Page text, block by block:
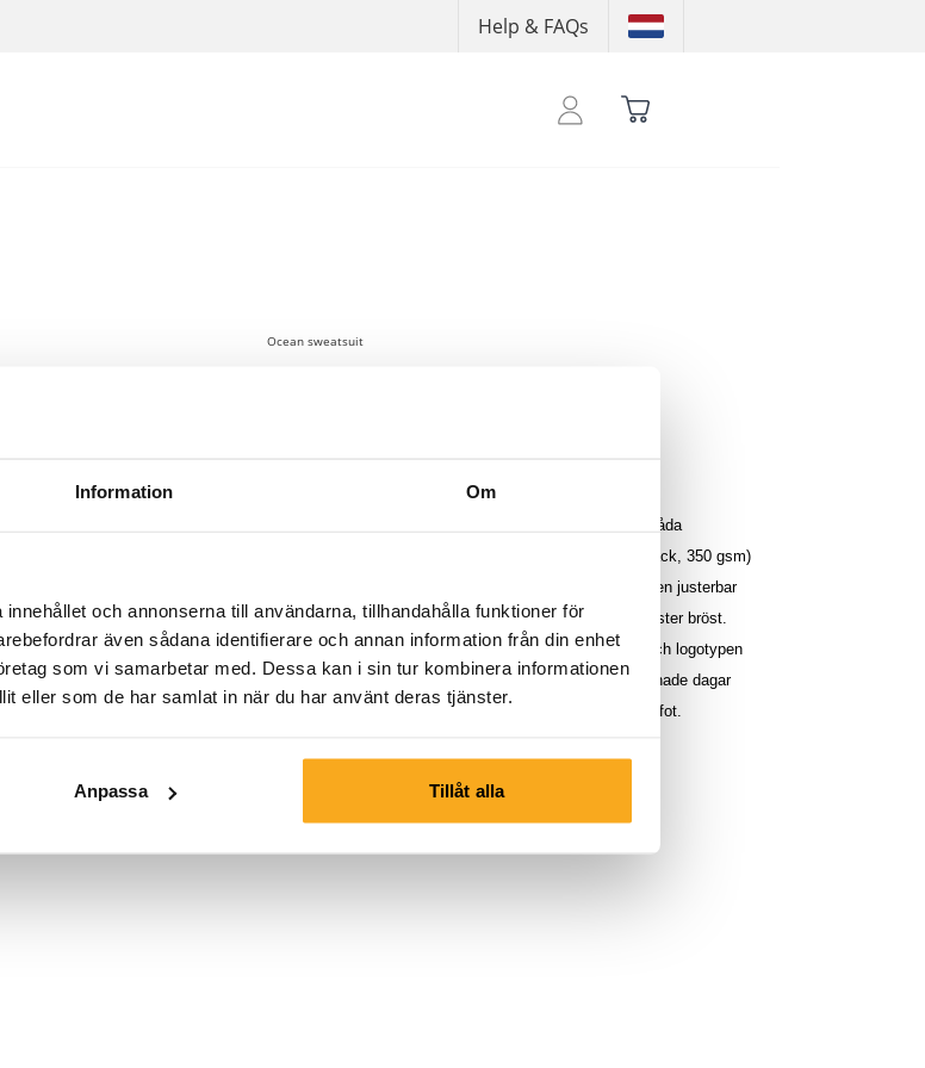
Information Om
och annonserna till användarna, tillhandahålla funktioner för
även sådana identifierare och annan information från din enhet
som vi samarbetar med. Dessa kan i sin tur kombinera informationen
eller som de har samlat in när du har använt deras tjänster.
Anpassa Tillåt alla
Help & FAQs
Ocean sweatsuit
Ocean Sweatsuit består av en hoodie och sweatpants, båda
tillverkade av 60 % bomull och 40 % polyester (fleece back, 350 gsm)
för en mjuk och varm känsla. Hoodien har en regular fit, en justerbar
huva och den skrivna "ON THAT ASS"-logotypen på vänster bröst.
Sweatpantsen har en bekväm midjeresår, två sidfickor och logotypen
diskret placerad under vänster ficka. Perfekt för avslappnade dagar
hemma eller en stilren, casual look när du är på resande fot.